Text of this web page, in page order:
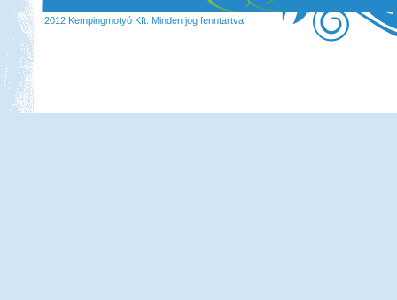
2012 Kempingmotyó Kft. Minden jog fenntartva!